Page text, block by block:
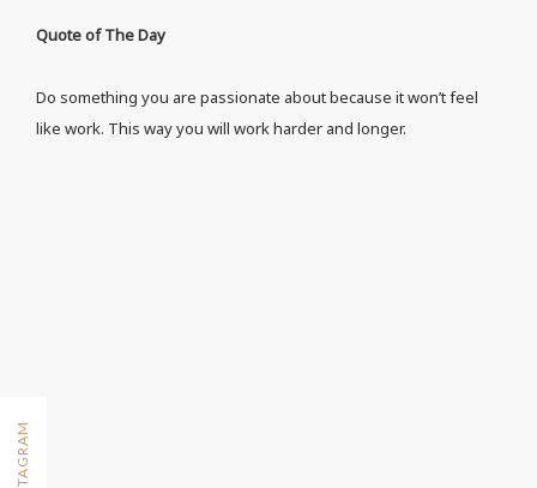
Quote of The Day
Do something you are passionate about because it won’t feel
like work. This way you will work harder and longer.